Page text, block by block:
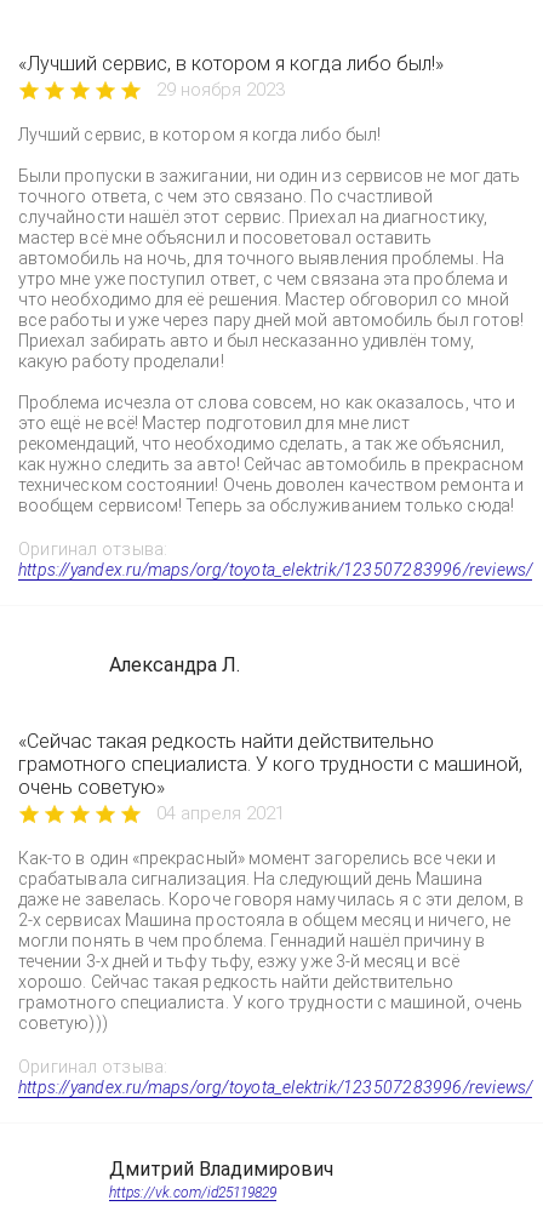
«Лучший сервис, в котором я когда либо был!»
29 ноября 2023
Лучший сервис, в котором я когда либо был!
Были пропуски в зажигании, ни один из сервисов не мог дать
точного ответа, с чем это связано. По счастливой
случайности нашёл этот сервис. Приехал на диагностику,
мастер всё мне объяснил и посоветовал оставить
автомобиль на ночь, для точного выявления проблемы. На
утро мне уже поступил ответ, с чем связана эта проблема и
что необходимо для её решения. Мастер обговорил со мной
все работы и уже через пару дней мой автомобиль был готов!
Приехал забирать авто и был несказанно удивлён тому,
какую работу проделали!
Проблема исчезла от слова совсем, но как оказалось, что и
это ещё не всё! Мастер подготовил для мне лист
рекомендаций, что необходимо сделать, а так же объяснил,
как нужно следить за авто! Сейчас автомобиль в прекрасном
техническом состоянии! Очень доволен качеством ремонта и
вообщем сервисом! Теперь за обслуживанием только сюда!
Оригинал отзыва:
https://yandex.ru/maps/org/toyota_elektrik/123507283996/reviews/
Александра Л.
«Сейчас такая редкость найти действительно
грамотного специалиста. У кого трудности с машиной,
очень советую»
04 апреля 2021
Как-то в один «прекрасный» момент загорелись все чеки и
срабатывала сигнализация. На следующий день Машина
даже не завелась. Короче говоря намучилась я с эти делом, в
2-х сервисах Машина простояла в общем месяц и ничего, не
могли понять в чем проблема. Геннадий нашёл причину в
течении 3-х дней и тьфу тьфу, езжу уже 3-й месяц и всё
хорошо. Сейчас такая редкость найти действительно
грамотного специалиста. У кого трудности с машиной, очень
советую)))
Оригинал отзыва:
https://yandex.ru/maps/org/toyota_elektrik/123507283996/reviews/
Дмитрий Владимирович
https://vk.com/id25119829